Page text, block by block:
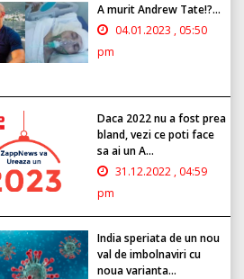
A murit Andrew Tate!?...
04.01.2023 , 05:50
pm
Daca 2022 nu a fost prea
bland, vezi ce poti face
sa ai un A...
31.12.2022 , 04:59
pm
India speriata de un nou
val de imbolnaviri cu
noua varianta...